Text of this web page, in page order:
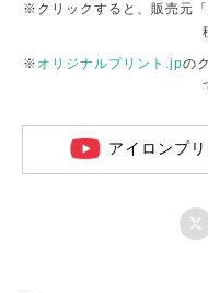
※クリックすると、販売元
※ オリジナルプリント.jpの
アイロンプ
